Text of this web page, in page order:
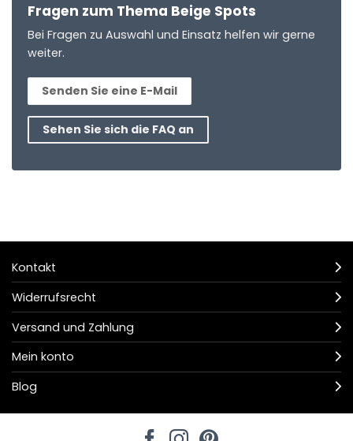
Fragen zum Thema Beige Spots
Bei Fragen zu Auswahl und Einsatz helfen wir gerne
weiter.
Senden Sie eine E-Mail
Sehen Sie sich die FAQ an
Kontakt
Widerrufsrecht
Versand und Zahlung
Mein konto
Blog